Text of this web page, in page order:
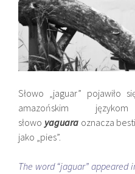
Słowo „jaguar” pojawiło
amazońskim
słowo yaguara oznacza
jako „pies”.
The word “jaguar” appeared